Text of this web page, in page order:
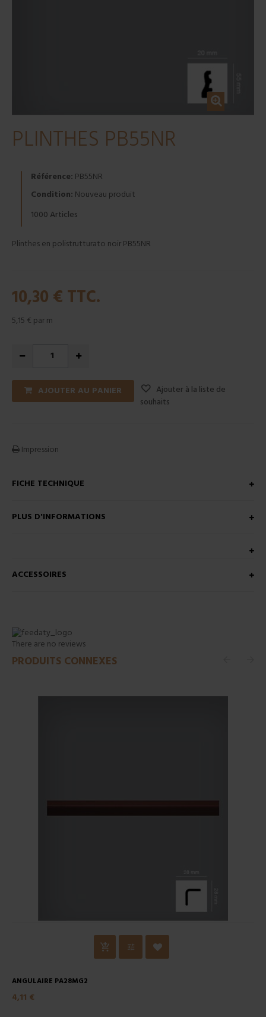
PLINTHES PB55NR
Référence: PB55NR
Condition: Nouveau produit
1000 Articles
Plinthes en polistrutturato noir PB55NR
10,30 € TTC.
5,15 € par m
AJOUTER AU PANIER
Ajouter à la liste de
souhaits
Impression
FICHE TECHNIQUE
PLUS D'INFORMATIONS
ACCESSOIRES
There are no reviews
PRODUITS CONNEXES
ANGULAIRE PA28MG2
4,11 €